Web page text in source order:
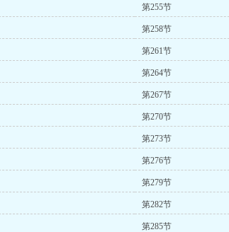
第255节
第258节
第261节
第264节
第267节
第270节
第273节
第276节
第279节
第282节
第285节